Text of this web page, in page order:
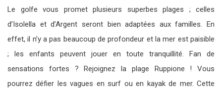
Le golfe vous promet plusieurs superbes plages ; celles
d’Isolella et d’Argent seront bien adaptées aux familles. En
effet, il n’y a pas beaucoup de profondeur et la mer est paisible
; les enfants peuvent jouer en toute tranquillité. Fan de
sensations fortes ? Rejoignez la plage Ruppione ! Vous
pourrez défier les vagues en surf ou en kayak de mer. Cette